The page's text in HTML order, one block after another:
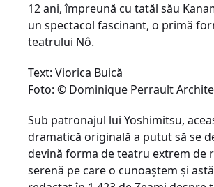
12 ani, împreună cu tatăl său
un spectacol fascinant, o primă
teatrului Nô.
Text: Viorica Buică
Foto: © Dominique Perrault
Sub patronajul lui Yoshimitsu,
dramatică originală a putut să se
devină forma de teatru extrem de
serenă pe care o cunoaştem şi